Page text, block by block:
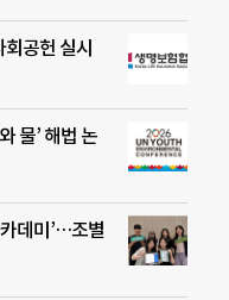
공헌 실시
물’ 해법 논
데미’…조별